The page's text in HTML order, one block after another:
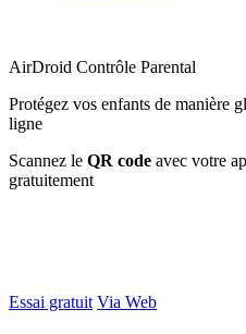
AirDroid Contrôle Parental
Protégez vos enfants de manière
ligne
Scannez le QR code avec votre
gratuitement
Essai gratuit Via Web